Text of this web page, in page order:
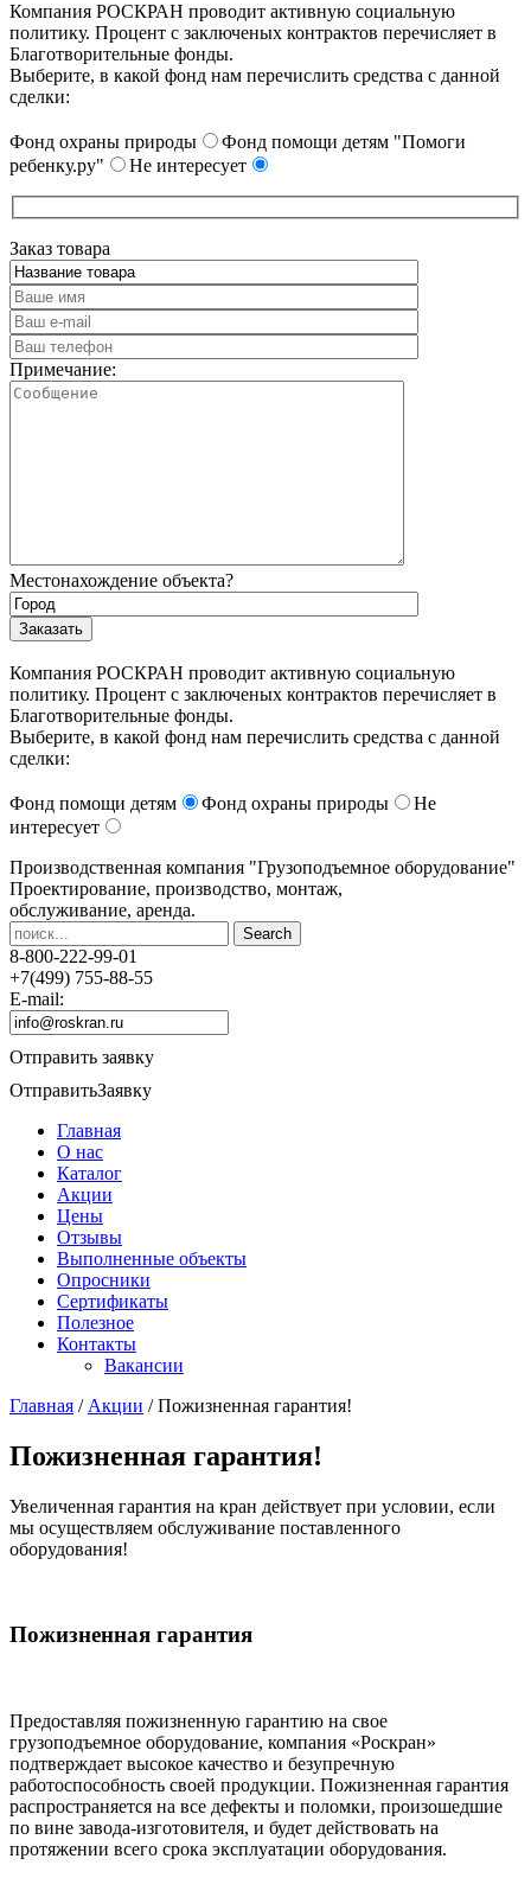
Компания РОСКРАН проводит активную социальную
политику. Процент с заключеных контрактов перечисляет в
Благотворительные фонды.
Выберите, в какой фонд нам перечислить средства с данной
сделки:
Фонд охраны природы
Фонд помощи детям "Помоги
ребенку.ру"
Не интересует
Заказ товара
Примечание:
Местонахождение объекта?
Компания РОСКРАН проводит активную социальную
политику. Процент с заключеных контрактов перечисляет в
Благотворительные фонды.
Выберите, в какой фонд нам перечислить средства с данной
сделки:
Фонд помощи детям Фонд охраны природы
Не
интересует
Производственная компания "Грузоподъемное оборудование"
Проектирование, производство, монтаж,
обслуживание, аренда.
8-800-222-99-01
+7(499) 755-88-55
E-mail:
Отправить заявку
ОтправитьЗаявку
Главная
О нас
Каталог
Акции
Цены
Отзывы
Выполненные объекты
Опросники
Сертификаты
Полезное
Контакты
Вакансии
Главная / Акции /Пожизненная гарантия!
Пожизненная гарантия!
Увеличенная гарантия на кран действует при условии, если
мы осуществляем обслуживание поставленного
оборудования!
Пожизненная гарантия
Предоставляя пожизненную гарантию на свое
грузоподъемное оборудование, компания «Роскран»
подтверждает высокое качество и безупречную
работоспособность своей продукции. Пожизненная гарантия
распространяется на все дефекты и поломки, произошедшие
по вине завода-изготовителя, и будет действовать на
протяжении всего срока эксплуатации оборудования.